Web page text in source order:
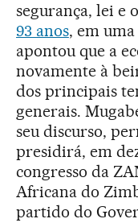
segurança, lei e
93 anos, em
apontou que a
novamente à
dos principais
generais.
seu discurso,
presidirá, em
congresso da
Africana do
partido do